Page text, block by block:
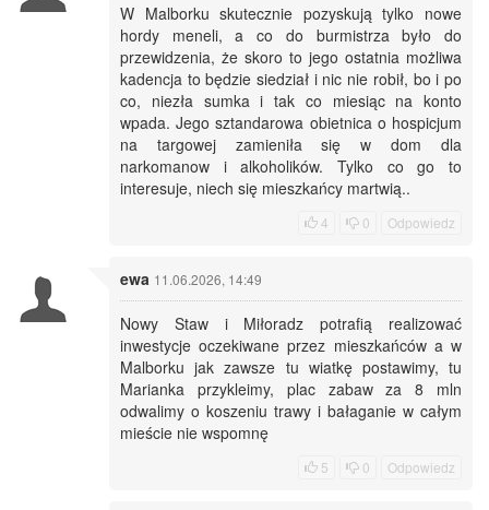
W Malborku skutecznie pozyskują tylko nowe
hordy meneli, a co do burmistrza było do
przewidzenia, że skoro to jego ostatnia możliwa
kadencja to będzie siedział i nic nie robił, bo i po
co, niezła sumka i tak co miesiąc na konto
wpada. Jego sztandarowa obietnica o hospicjum
na targowej zamieniła się w dom dla
narkomanow i alkoholików. Tylko co go to
interesuje, niech się mieszkańcy martwią..
4 0 Odpowiedz
ewa 11.06.2026, 14:49
Nowy Staw i Miłoradz potrafią realizować
inwestycje oczekiwane przez mieszkańców a w
Malborku jak zawsze tu wiatkę postawimy, tu
Marianka przykleimy, plac zabaw za 8 mln
odwalimy o koszeniu trawy i bałaganie w całym
mieście nie wspomnę
5 0 Odpowiedz